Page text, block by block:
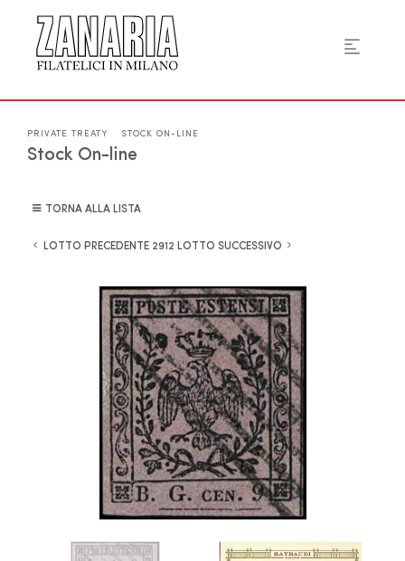
PRIVATE TREATY STOCK ON-LINE
Stock On-line
TORNA ALLA LISTA
LOTTO PRECEDENTE 2912 LOTTO SUCCESSIVO